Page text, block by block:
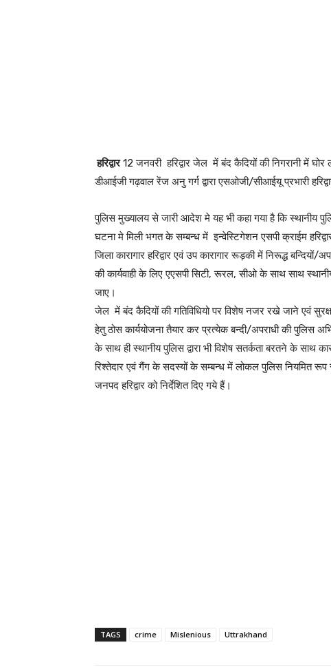
हरिद्वार12 जनवरी हरिद्वार जेल में बंद कैदियों की निगरानी में
डीआईजी गढ़वाल रेंज अनु गर्ग द्वारा एसओजी/सीआईयू प्रभारी
पुलिस मुख्यालय से जारी आदेश मे यह भी कहा गया है कि स्थानीय
घटना मे मिली भगत के सम्बन्ध में इन्वेस्टिगेशन एसपी क्राईम
जिला कारागार हरिद्वार एवं उप कारागार रूड़की में निरूद्ध
की कार्यवाही के लिए एएसपी सिटी, रूरल, सीओ के साथ साथ
जाए।
जेल में बंद कैदियों की गतिविधियो पर विशेष नजर रखे जाने एवं
हेतु ठोस कार्ययोजना तैयार कर प्रत्येक बन्दी/अपराधी की पुलिस
के साथ ही स्थानीय पुलिस द्वारा भी विशेष सतर्कता बरतने के साथ
रिश्तेदार एवं गैंग के सदस्यों के सम्बन्ध में लोकल पुलिस नियमित
जनपद हरिद्वार को निर्देशित दिए गये हैं।
TAGS crime Mislenious Uttrakhand